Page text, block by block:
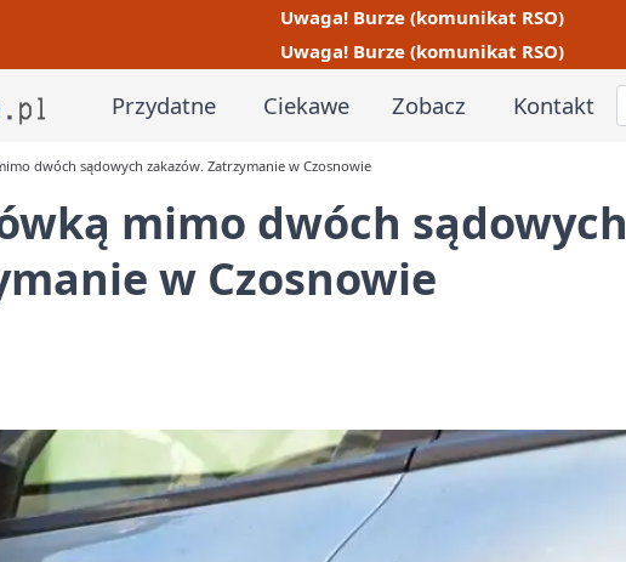
Uwaga! Burze (komunikat RSO)
Uwaga! Burze (komunikat RSO)
Przydatne Ciekawe Zobacz Kontakt
dwóch sądowych zakazów. Zatrzymanie w Czosnowie
mimo dwóch sądowych
w Czosnowie